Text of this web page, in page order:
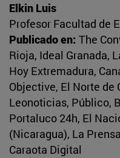
Elkin Luis
Profesor Facultad de
Publicado en: The
Rioja, Ideal Granada,
Hoy Extremadura,
Objective, El Norte de
Leonoticias, Público,
Portaluco 24h, El
(Nicaragua), La
Caraota Digital